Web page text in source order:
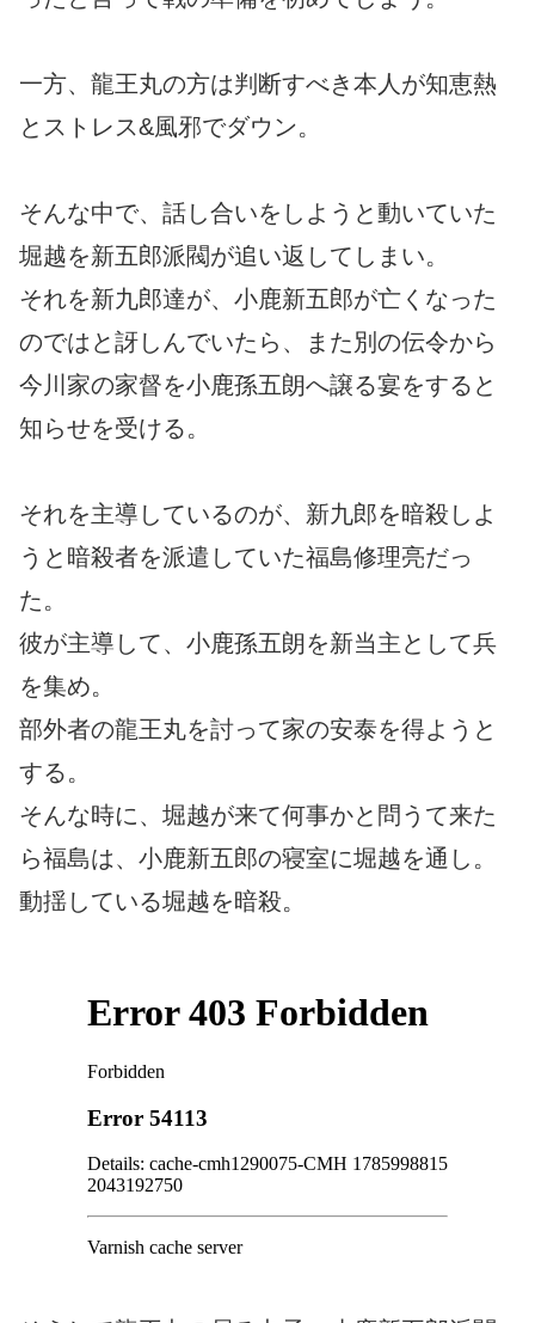
一方、龍王丸の方は判断すべき本人が知恵熱
とストレス&風邪でダウン。
そんな中で、話し合いをしようと動いていた
堀越を新五郎派閥が追い返してしまい。
それを新九郎達が、小鹿新五郎が亡くなった
のではと訝しんでいたら、また別の伝令から
今川家の家督を小鹿孫五朗へ譲る宴をすると
知らせを受ける。
それを主導しているのが、新九郎を暗殺しよ
うと暗殺者を派遣していた福島修理亮だっ
た。
彼が主導して、小鹿孫五朗を新当主として兵
を集め。
部外者の龍王丸を討って家の安泰を得ようと
する。
そんな時に、堀越が来て何事かと問うて来た
ら福島は、小鹿新五郎の寝室に堀越を通し。
動揺している堀越を暗殺。